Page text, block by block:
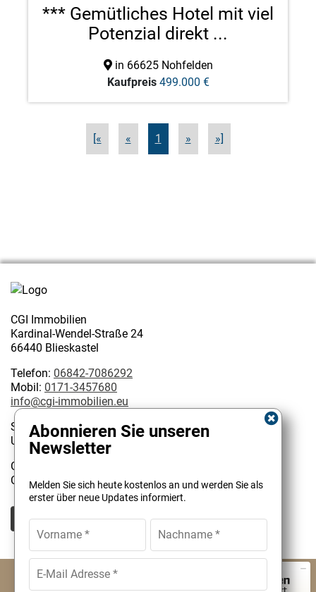
*** Gemütliches Hotel mit viel
Potenzial direkt ...
in 66625 Nohfelden
Kaufpreis 499.000 €
[« « 1 » »]
CGI Immobilien
Kardinal-Wendel-Straße 24
66440 Blieskastel
Telefon: 06842-7086292
Mobil: 0171-3457680
info@cgi-immobilien.eu
Steuernummer: 075/222/02627
USt-IdNr.: DE 314128585
Geschäftsinhaber:
Christophe Garattoni Geprüfter Immobilienmakler IHK
© CGI Immobilien Christophe Garattoni
Abonnieren Sie unseren
Newsletter
Melden Sie sich heute kostenlos an und werden Sie als
erster über neue Updates informiert.
CGI Immobilien
100%
SEHR GUT
4,90 / 5,00